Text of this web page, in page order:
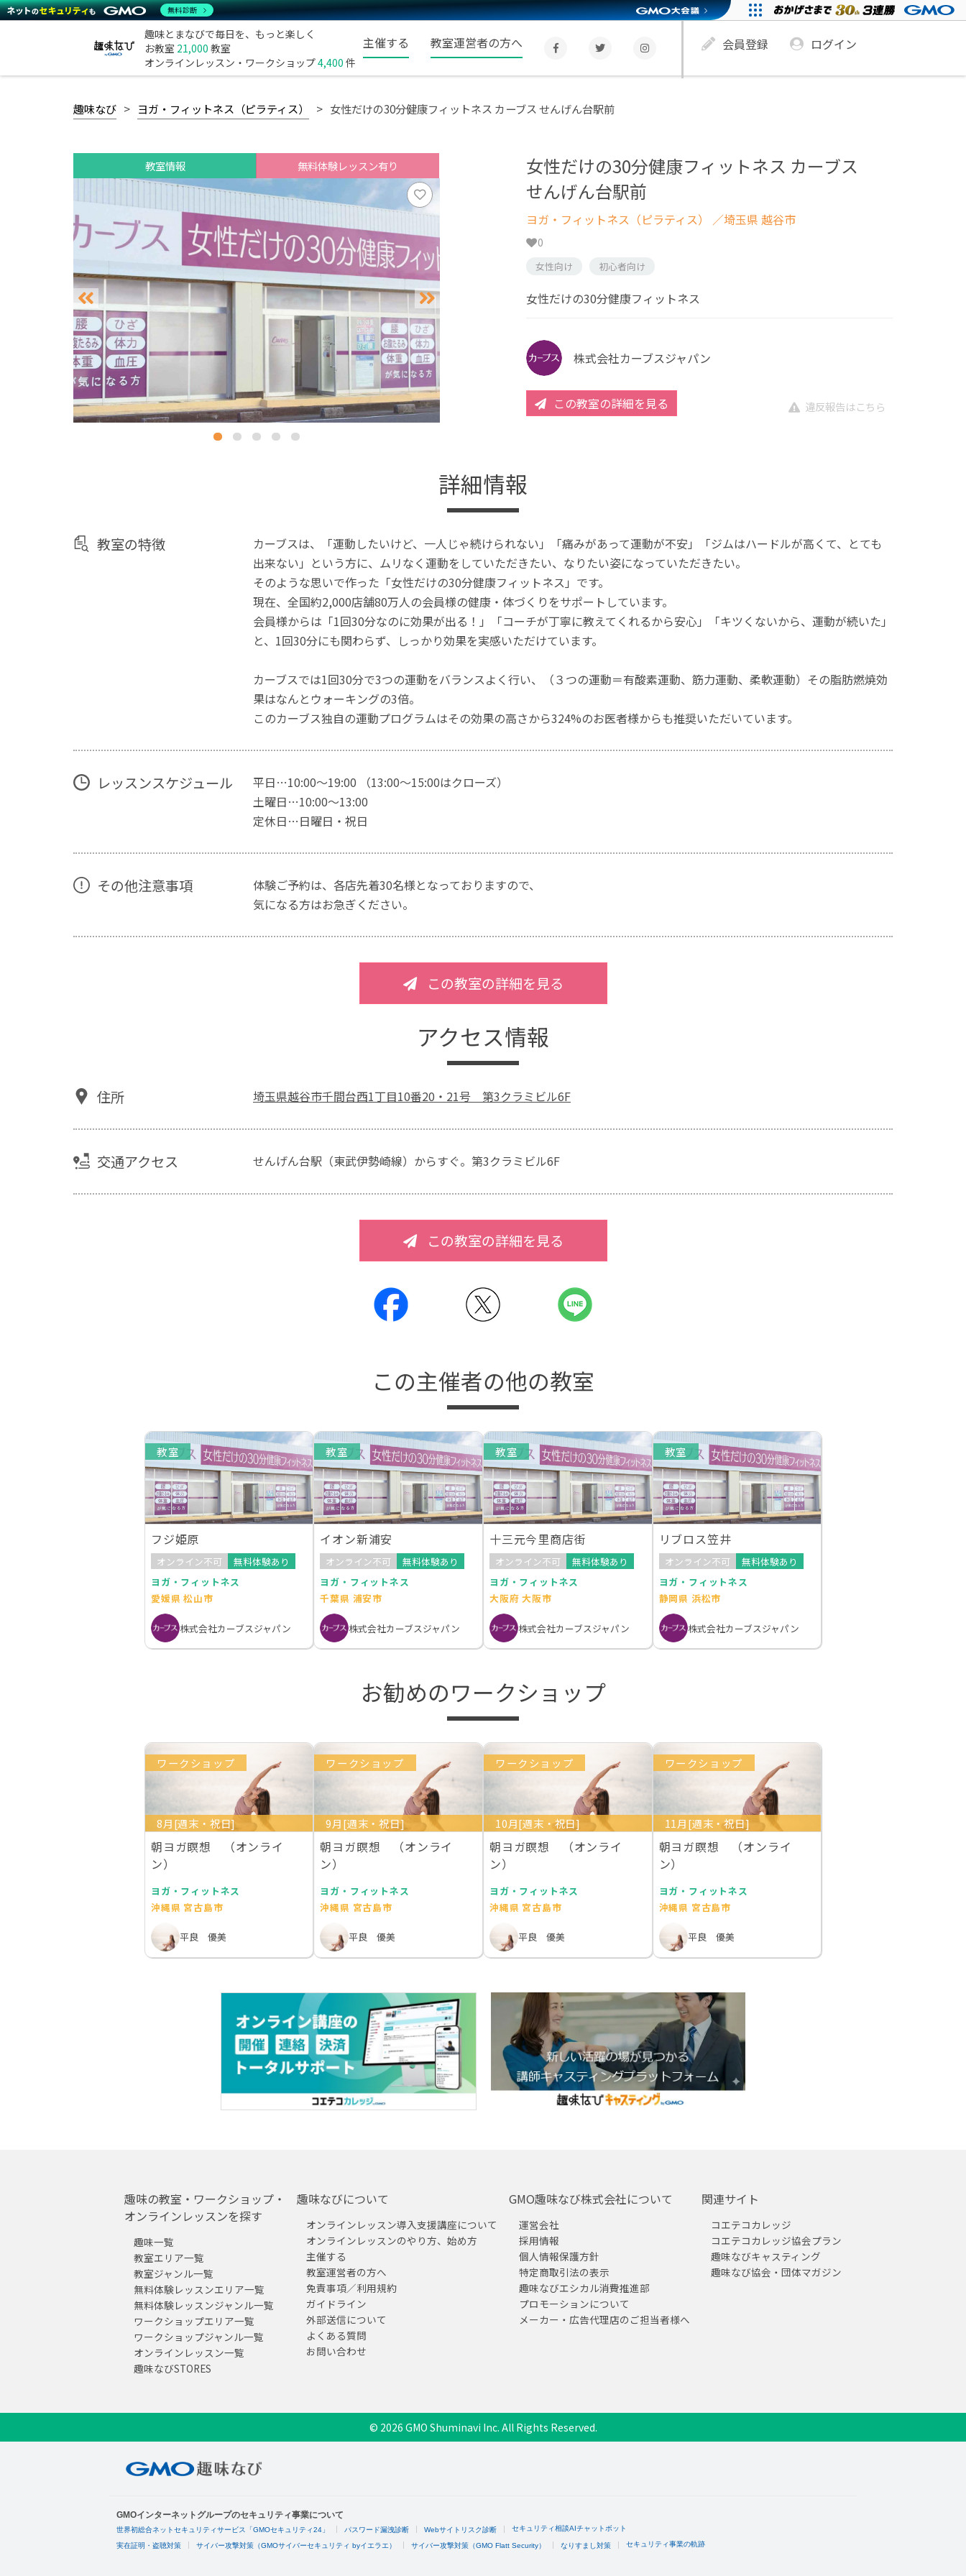
趣味とまなびで毎日を、もっと楽しく
お教室 21,000 教室
オンラインレッスン・ワークショップ4,400 件
主催する 教室運営者の方へ 会員登録 ログイン
趣味なび ヨガ・フィットネス（ピラティス） 女性だけの30分健康フィットネス カーブス せんげん台駅前
教室情報 無料体験レッスン有り
女性だけの30分健康フィットネス カーブス
せんげん台駅前
ヨガ・フィットネス（ピラティス） ／埼玉県 越谷市
0
女性向け 初心者向け
女性だけの30分健康フィットネス
株式会社カーブスジャパン
この教室の詳細を見る 違反報告はこちら
詳細情報
教室の特徴
カーブスは、「運動したいけど、一人じゃ続けられない」「痛みがあって運動が不安」「ジムはハードルが高くて、とても
出来ない」という方に、ムリなく運動をしていただきたい、なりたい姿になっていただきたい。
そのような思いで作った「女性だけの30分健康フィットネス」です。
現在、全国約2,000店舗80万人の会員様の健康・体づくりをサポートしています。
会員様からは「1回30分なのに効果が出る！」「コーチが丁寧に教えてくれるから安心」「キツくないから、運動が続いた」
と、1回30分にも関わらず、しっかり効果を実感いただけています。
カーブスでは1回30分で3つの運動をバランスよく行い、（３つの運動＝有酸素運動、筋力運動、柔軟運動）その脂肪燃焼効
果はなんとウォーキングの3倍。
このカーブス独自の運動プログラムはその効果の高さから324%のお医者様からも推奨いただいています。
レッスンスケジュール
平日…10:00～19:00 （13:00～15:00はクローズ）
土曜日…10:00～13:00
定休日…日曜日・祝日
その他注意事項
体験ご予約は、各店先着30名様となっておりますので、
気になる方はお急ぎください。
この教室の詳細を見る
アクセス情報
住所 埼玉県越谷市千間台西1丁目10番20・21号 第3クラミビル6F
交通アクセス せんげん台駅（東武伊勢崎線）からすぐ。第3クラミビル6F
この教室の詳細を見る
この主催者の他の教室
教室
フジ姫原
オンライン不可
無料体験あり
ヨガ・フィットネス
愛媛県 松山市
株式会社カーブスジャパン
教室
イオン新浦安
オンライン不可
無料体験あり
ヨガ・フィットネス
千葉県 浦安市
株式会社カーブスジャパン
教室
十三元今里商店街
オンライン不可
無料体験あり
ヨガ・フィットネス
大阪府 大阪市
株式会社カーブスジャパン
教室
リブロス笠井
オンライン不可
無料体験あり
ヨガ・フィットネス
静岡県 浜松市
株式会社カーブスジャパン
お勧めのワークショップ
ワークショップ
8月[週末・祝日]
朝ヨガ瞑想 （オンライ
ン）
ヨガ・フィットネス
沖縄県 宮古島市
平良 優美
ワークショップ
9月[週末・祝日]
朝ヨガ瞑想 （オンライ
ン）
ヨガ・フィットネス
沖縄県 宮古島市
平良 優美
ワークショップ
10月[週末・祝日]
朝ヨガ瞑想 （オンライ
ン）
ヨガ・フィットネス
沖縄県 宮古島市
平良 優美
ワークショップ
11月[週末・祝日]
朝ヨガ瞑想 （オンライ
ン）
ヨガ・フィットネス
沖縄県 宮古島市
平良 優美
趣味の教室・ワークショップ・
オンラインレッスンを探す
趣味一覧
教室エリア一覧
教室ジャンル一覧
無料体験レッスンエリア一覧
無料体験レッスンジャンル一覧
ワークショップエリア一覧
ワークショップジャンル一覧
オンラインレッスン一覧
趣味なびSTORES
趣味なびについて
オンラインレッスン導入支援講座について
オンラインレッスンのやり方、始め方
主催する
教室運営者の方へ
免責事項／利用規約
ガイドライン
外部送信について
よくある質問
お問い合わせ
GMO趣味なび株式会社について
運営会社
採用情報
個人情報保護方針
特定商取引法の表示
趣味なびエシカル消費推進部
プロモーションについて
メーカー・広告代理店のご担当者様へ
関連サイト
コエテコカレッジ
コエテコカレッジ協会プラン
趣味なびキャスティング
趣味なび協会・団体マガジン
© 2026 GMO Shuminavi Inc. All Rights Reserved.
無料診断